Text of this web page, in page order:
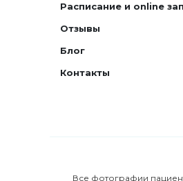
Расписание и online
Отзывы
Блог
Контакты
Все фотографии